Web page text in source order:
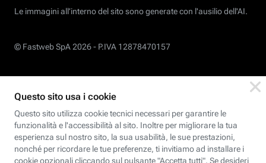
Le immagini all’interno del sito sono generate con l'ausilio dell'AI.
© Fastweb SpA 2026 - P.IVA 12878470157